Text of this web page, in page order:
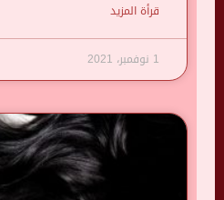
قرأة المزيد
1 نوفمبر، 2021